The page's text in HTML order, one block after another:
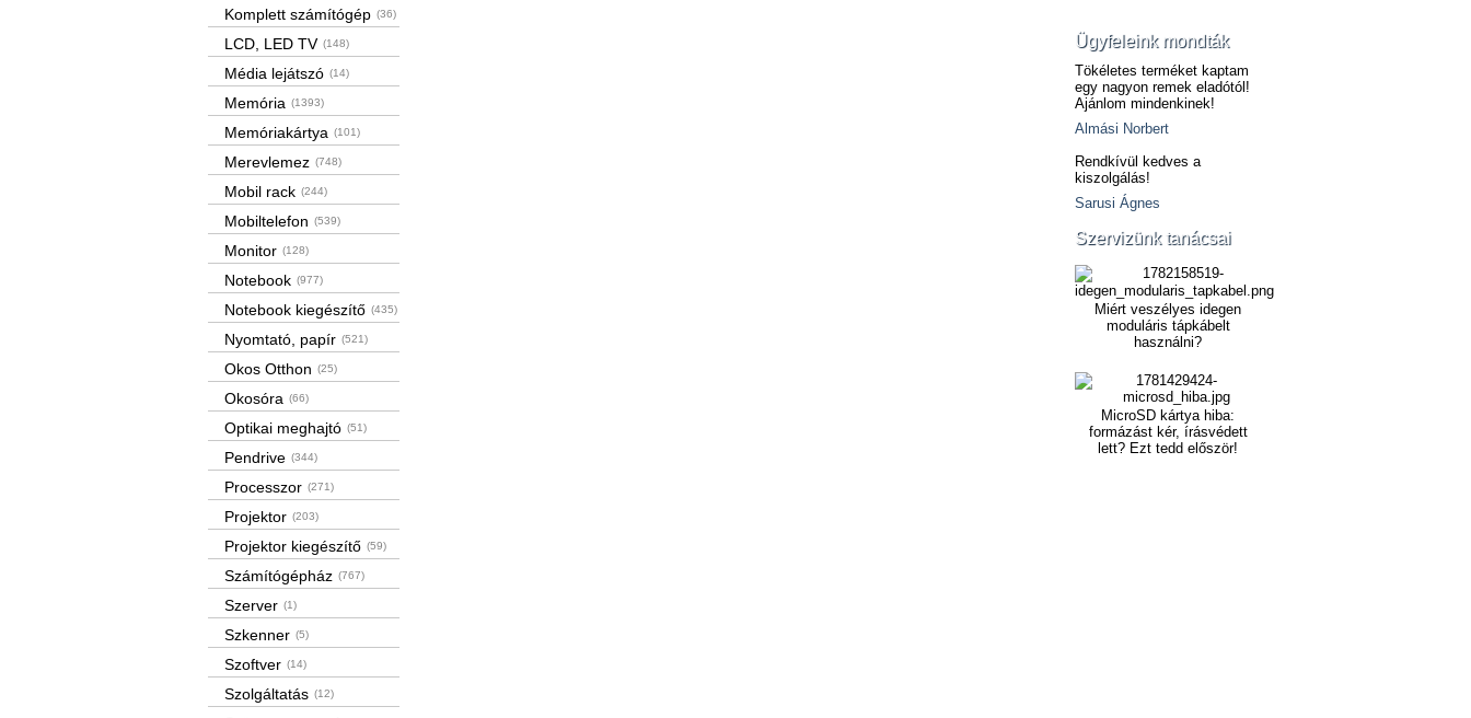
Komplett számítógép (36)
LCD, LED TV (148)
Média lejátszó (14)
Memória (1393)
Memóriakártya (101)
Merevlemez (748)
Mobil rack (244)
Mobiltelefon (539)
Monitor (128)
Notebook (977)
Notebook kiegészítő (435)
Nyomtató, papír (521)
Okos Otthon (25)
Okosóra (66)
Optikai meghajtó (51)
Pendrive (344)
Processzor (271)
Projektor (203)
Projektor kiegészítő (59)
Számítógépház (767)
Szerver (1)
Szkenner (5)
Szoftver (14)
Szolgáltatás (12)
Ügyfeleink mondták
Tökéletes terméket kaptam
egy nagyon remek eladótól!
Ajánlom mindenkinek!
Almási Norbert
Rendkívül kedves a
kiszolgálás!
Sarusi Ágnes
Szervizünk tanácsai
Miért veszélyes idegen
moduláris tápkábelt
használni?
MicroSD kártya hiba:
formázást kér, írásvédett
lett? Ezt tedd először!